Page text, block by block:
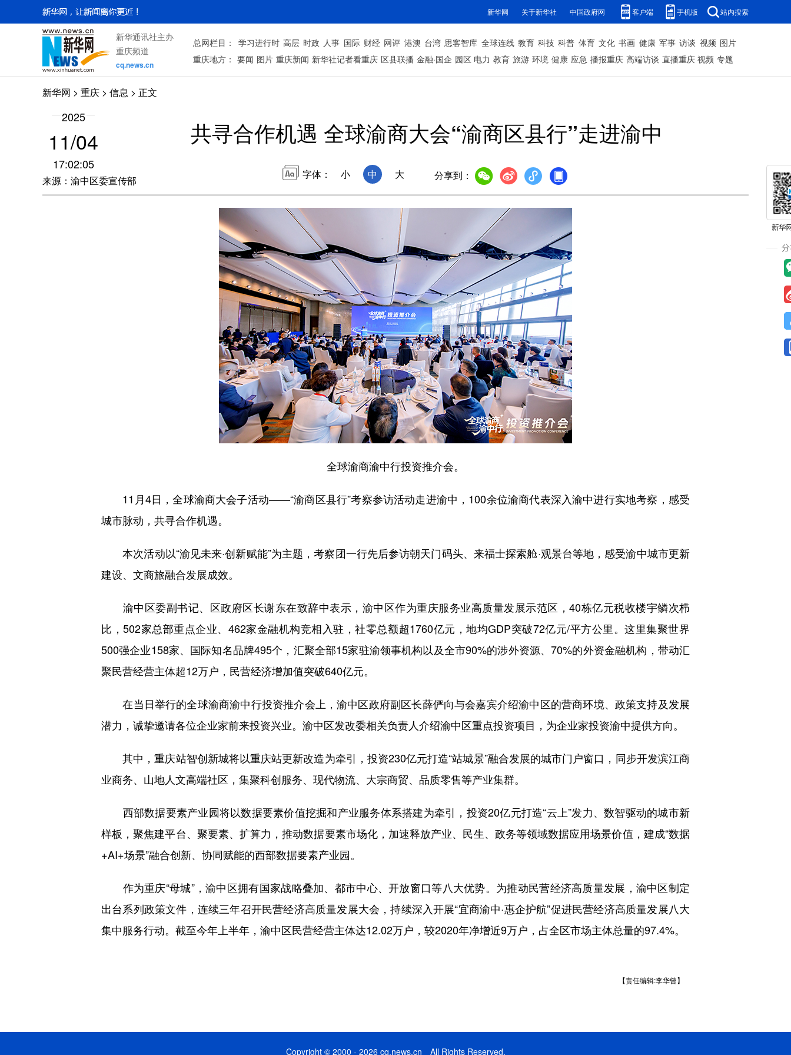
新华网 关于新华社 中国政府网 客户端 手机版 站内搜索
新华通讯社主办
重庆频道
cq.news.cn
总网栏目： 学习进行时 高层 时政 人事 国际 财经 网评 港澳 台湾 思客智库 全球连线 教育 科技 科普 体育 文化 书画 健康 军事 访谈 视频 图片
重庆地方： 要闻 图片 重庆新闻 新华社记者看重庆 区县联播 金融·国企 园区 电力 教育 旅游 环境 健康 应急 播报重庆 高端访谈 直播重庆 视频 专题
新华网 > 重庆 > 信息 > 正文
2025
11/04
17:02:05
来源：渝中区委宣传部
共寻合作机遇 全球渝商大会“渝商区县行”走进渝中
字体： 小 中 大 分享到：
全球渝商渝中行投资推介会。
11月4日，全球渝商大会子活动——“渝商区县行”考察参访活动走进渝中，100余位渝商代表深入渝中进行实地考察，感受
城市脉动，共寻合作机遇。
本次活动以“渝见未来·创新赋能”为主题，考察团一行先后参访朝天门码头、来福士探索舱·观景台等地，感受渝中城市更新
建设、文商旅融合发展成效。
渝中区委副书记、区政府区长谢东在致辞中表示，渝中区作为重庆服务业高质量发展示范区，40栋亿元税收楼宇鳞次栉
比，502家总部重点企业、462家金融机构竞相入驻，社零总额超1760亿元，地均GDP突破72亿元/平方公里。这里集聚世界
500强企业158家、国际知名品牌495个，汇聚全部15家驻渝领事机构以及全市90%的涉外资源、70%的外资金融机构，带动汇
聚民营经营主体超12万户，民营经济增加值突破640亿元。
在当日举行的全球渝商渝中行投资推介会上，渝中区政府副区长薛俨向与会嘉宾介绍渝中区的营商环境、政策支持及发展
潜力，诚挚邀请各位企业家前来投资兴业。渝中区发改委相关负责人介绍渝中区重点投资项目，为企业家投资渝中提供方向。
其中，重庆站智创新城将以重庆站更新改造为牵引，投资230亿元打造“站城景”融合发展的城市门户窗口，同步开发滨江商
业商务、山地人文高端社区，集聚科创服务、现代物流、大宗商贸、品质零售等产业集群。
西部数据要素产业园将以数据要素价值挖掘和产业服务体系搭建为牵引，投资20亿元打造“云上”发力、数智驱动的城市新
样板，聚焦建平台、聚要素、扩算力，推动数据要素市场化，加速释放产业、民生、政务等领域数据应用场景价值，建成“数据
+AI+场景”融合创新、协同赋能的西部数据要素产业园。
作为重庆“母城”，渝中区拥有国家战略叠加、都市中心、开放窗口等八大优势。为推动民营经济高质量发展，渝中区制定
出台系列政策文件，连续三年召开民营经济高质量发展大会，持续深入开展“宜商渝中·惠企护航”促进民营经济高质量发展八大
集中服务行动。截至今年上半年，渝中区民营经营主体达12.02万户，较2020年净增近9万户，占全区市场主体总量的97.4%。
【责任编辑:李华曾】
Copyright © 2000 - 2026 cq.news.cn All Rights Reserved.